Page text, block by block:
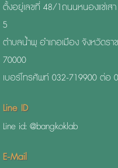
ตั้งอยู่เลขที่ 48/1ถนนหนองแช่เสา
5
ตำบลน้ำพุ อำเภอเมือง จังหวัดรา
70000
เบอร์โทรศัพท์ 032-719900 ต่อ 0
Line ID
Line id: @bangkoklab
E-Mail